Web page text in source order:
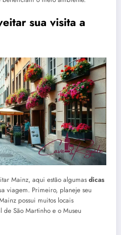
sua visita a
Mainz, aqui estão algumas dicas
viagem. Primeiro, planeje seu
possui muitos locais
de São Martinho e o Museu